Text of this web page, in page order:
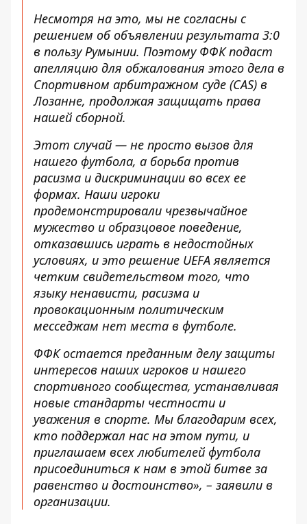
Несмотря на это, мы не согласны с
решением об объявлении результата 3:0
в пользу Румынии. Поэтому ФФК подаст
апелляцию для обжалования этого дела в
Спортивном арбитражном суде (CAS) в
Лозанне, продолжая защищать права
нашей сборной.
Этот случай — не просто вызов для
нашего футбола, а борьба против
расизма и дискриминации во всех ее
формах. Наши игроки
продемонстрировали чрезвычайное
мужество и образцовое поведение,
отказавшись играть в недостойных
условиях, и это решение UEFA является
четким свидетельством того, что
языку ненависти, расизма и
провокационным политическим
месседжам нет места в футболе.
ФФК остается преданным делу защиты
интересов наших игроков и нашего
спортивного сообщества, устанавливая
новые стандарты честности и
уважения в спорте. Мы благодарим всех,
кто поддержал нас на этом пути, и
приглашаем всех любителей футбола
присоединиться к нам в этой битве за
равенство и достоинство», – заявили в
организации.